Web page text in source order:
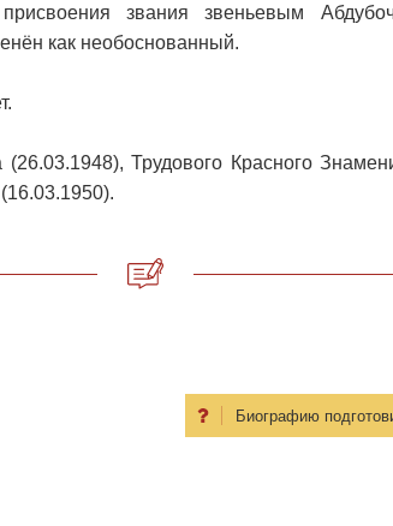
звания звеньевым
как необоснованный.
Трудового Красного
Биографию